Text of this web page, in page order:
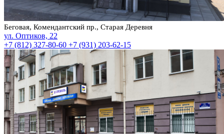
Беговая, Комендантский пр., Старая Деревня
ул. Оптиков, 22
+7 (812) 327-80-60 +7 (931) 203-62-15